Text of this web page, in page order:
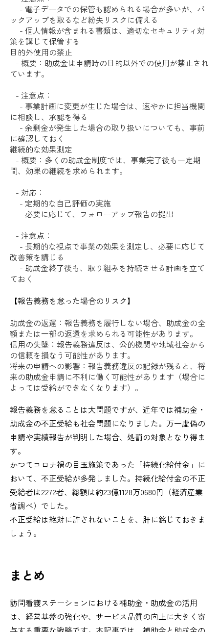
- 電子データでの保管も認められる場合が多いが、バ
ックアップを取るなど紛失リスクに備える
- 個人情報が含まれる書類は、適切なセキュリティ対
策を講じて保管する
目的外使用の禁止
- 概要：助成金は申請時の目的以外での使用が禁止され
ています。
- 注意点：
- 事業計画に変更が生じた場合は、速やかに担当機関
に相談し、承認を得る
- 余剰金が発生した場合の取り扱いについても、事前
に確認しておく
継続的な効果測定
- 概要：多くの助成金制度では、事業完了後も一定期
間、効果の継続を求められます。
- 対応：
- 定期的な自己評価の実施
- 必要に応じて、フォローアップ報告の提出
- 注意点：
- 長期的な視点で事業の効果を測定し、必要に応じて
改善策を講じる
- 助成金終了後も、取り組みを持続させる計画を立て
ておく
【報告義務を怠った場合のリスク】
助成金の返還：報告義務を履行しない場合、助成金の全
額または一部の返還を求められる可能性があります。
信用の失墜：報告義務違反は、公的機関や地域社会から
の信頼を損なう可能性があります。
将来の申請への影響：報告義務違反の記録が残ると、将
来の助成金申請に不利に働く可能性があります（場合に
よっては受給ができなくなります）。
報告義務を怠ることは大問題ですが、近年では補助金・
助成金の不正受給も社会問題になりました。万一虚偽の
申請や実績報告が判明した場合、処罰の対象となり得ま
す。
かつてコロナ禍の目玉施策であった「持続化給付金」に
おいて、不正受給が多発しました。持続化給付金の不正
受給者は2272者、総額は約23億1128万0680円（経済産業
省調べ）でした。
不正受給は絶対に許されないことを、肝に銘じておきま
しょう。
まとめ
訪問看護ステーションにおける補助金・助成金の活用
は、経営基盤の強化や、サービス品質の向上に大きく寄